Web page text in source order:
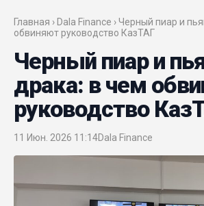
Главная › Dala Finance › Черный пиар и
обвиняют руководство КазТАГ
Черный пиар и
драка: в чем
руководство
11 Июн. 2026 11:14Dala Finance